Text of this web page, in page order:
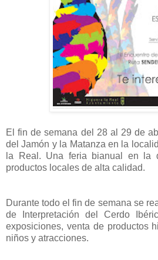
El fin de semana del 28 al 29 de
del Jamón y la Matanza en la
la Real. Una feria bianual en la
productos locales de alta calidad.
Durante todo el fin de semana se
de Interpretación del Cerdo
exposiciones, venta de productos
niños y atracciones.